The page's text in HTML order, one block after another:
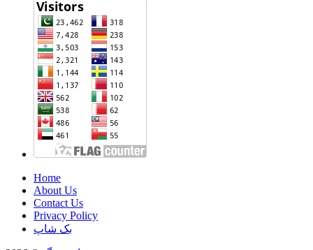
Home
About Us
Contact Us
Privacy Policy
بک شاپ